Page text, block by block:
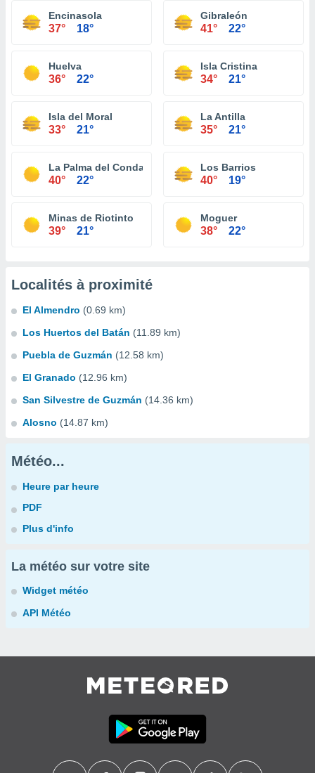
Encinasola
37° 18°
Gibraleón
41° 22°
Huelva
36° 22°
Isla Cristina
34° 21°
Isla del Moral
33° 21°
La Antilla
35° 21°
La Palma del Condado
40° 22°
Los Barrios
40° 19°
Minas de Riotinto
39° 21°
Moguer
38° 22°
Localités à proximité
El Almendro (0.69 km)
Los Huertos del Batán (11.89 km)
Puebla de Guzmán (12.58 km)
El Granado (12.96 km)
San Silvestre de Guzmán (14.36 km)
Alosno (14.87 km)
Météo...
Heure par heure
PDF
Plus d'info
La météo sur votre site
Widget météo
API Météo